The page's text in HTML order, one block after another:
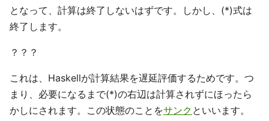
となって、計算は終了しないはずです。しかし、(*)式は
終了します。
？？？
これは、Haskellが計算結果を遅延評価するためです。つ
まり、必要になるまで(*)の右辺は計算されずにほったら
かしにされます。この状態のことをサンク といいます。